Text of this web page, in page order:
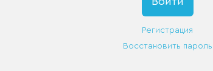
Регистрация
Восстановить пароль